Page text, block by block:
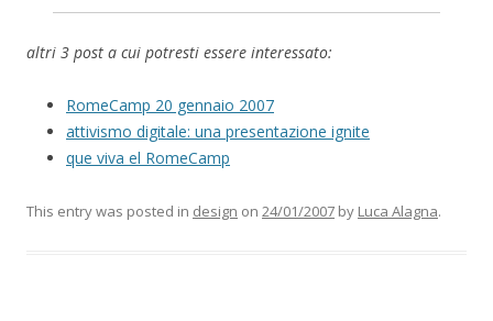
altri 3 post a cui potresti essere interessato:
RomeCamp 20 gennaio 2007
attivismo digitale: una presentazione ignite
que viva el RomeCamp
This entry was posted in design on 24/01/2007 by Luca Alagna.